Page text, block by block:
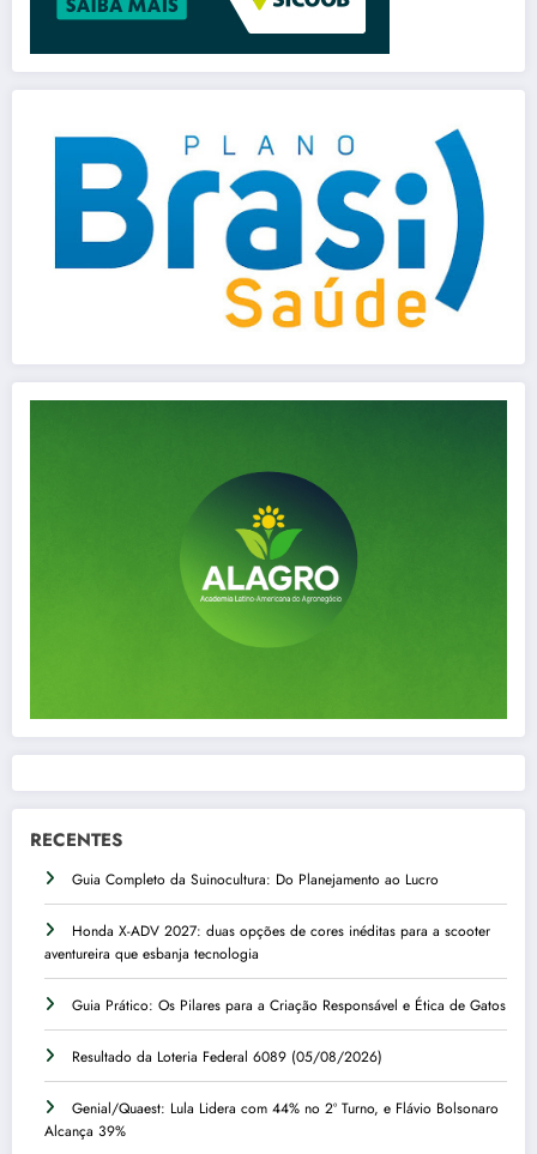
RECENTES
Guia Completo da Suinocultura: Do Planejamento ao Lucro
Honda X-ADV 2027: duas opções de cores inéditas para a scooter
aventureira que esbanja tecnologia
Guia Prático: Os Pilares para a Criação Responsável e Ética de Gatos
Resultado da Loteria Federal 6089 (05/08/2026)
Genial/Quaest: Lula Lidera com 44% no 2º Turno, e Flávio Bolsonaro
Alcança 39%